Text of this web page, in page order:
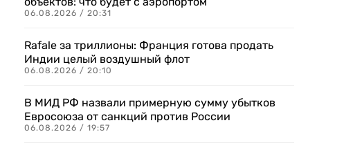
06.08.2026 / 20:31
Rafale за триллионы: Франция готова продать
Индии целый воздушный флот
06.08.2026 / 20:10
В МИД РФ назвали примерную сумму убытков
Евросоюза от санкций против России
06.08.2026 / 19:57